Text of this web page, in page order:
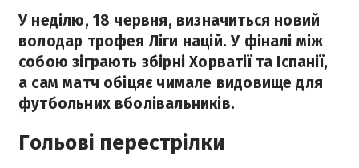
У неділю, 18 червня, визначиться новий
володар трофея Ліги націй. У фіналі між
собою зіграють збірні Хорватії та Іспанії,
а сам матч обіцяє чимале видовище для
футбольних вболівальників.
Гольові перестрілки